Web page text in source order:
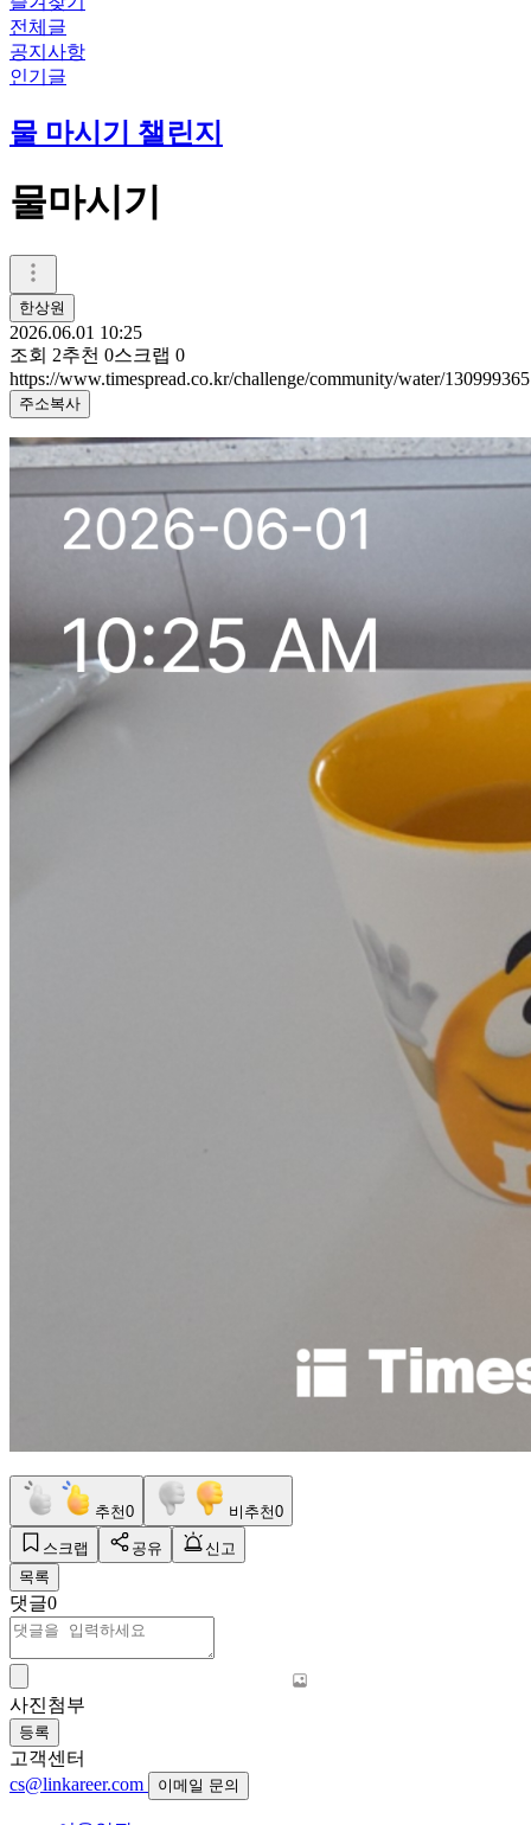
전체글
공지사항
인기글
물 마시기 챌린지
물마시기
한상원
2026.06.01 10:25
조회 2추천 0스크랩 0
https://www.timespread.co.kr/challenge/community/water/130999365
주소복사
추천0 비추천0
스크랩 공유
신고
목록
댓글0
사진첨부
등록
고객센터
cs@linkareer.com
이메일 문의